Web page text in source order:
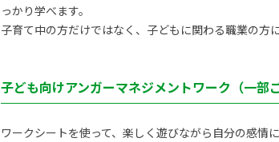
っかり学べます。
子育て中の方だけではなく、子どもに関わる職業の方
子ども向けアンガーマネジメントワーク（一部ご
ワークシートを使って、楽しく遊びながら自分の感情